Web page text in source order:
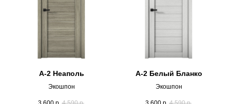
А-2 Неаполь
Экошпон
А-2 Белый Бланко
Экошпон